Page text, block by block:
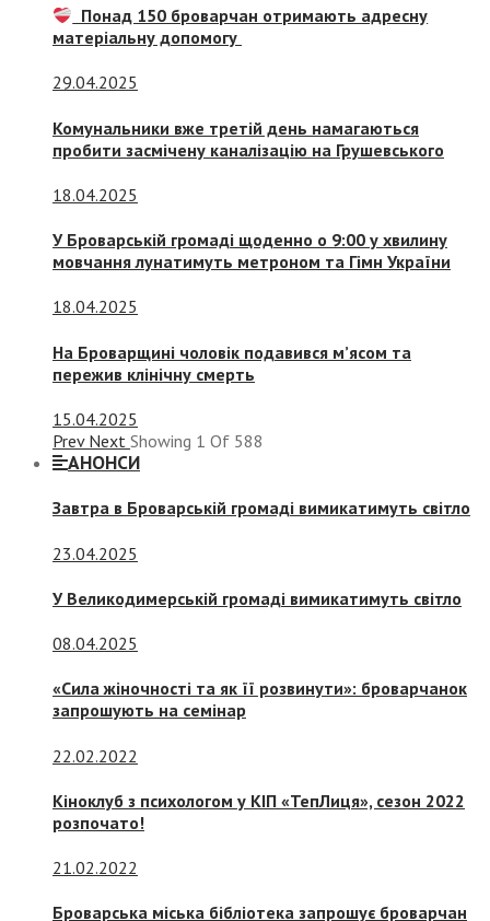
Понад 150 броварчан отримають адресну
матеріальну допомогу
29.04.2025
Комунальники вже третій день намагаються
пробити засмічену каналізацію на Грушевського
18.04.2025
У Броварській громаді щоденно о 9:00 у хвилину
мовчання лунатимуть метроном та Гімн України
18.04.2025
На Броварщині чоловік подавився м’ясом та
пережив клінічну смерть
15.04.2025
Prev Next Showing 1 Of 588
АНОНСИ
Завтра в Броварській громаді вимикатимуть світло
23.04.2025
У Великодимерській громаді вимикатимуть світло
08.04.2025
«Сила жіночності та як її розвинути»: броварчанок
запрошують на семінар
22.02.2022
Кіноклуб з психологом у КІП «ТепЛиця», сезон 2022
розпочато!
21.02.2022
Броварська міська бібліотека запрошує броварчан